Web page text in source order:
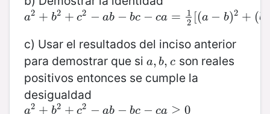
a2 + b2 + c2 − ab − bc − ca =
1
2 [(a − b)2 + (b
a2 +b2+c 2− ab−bc−ca= 12[ (a −b)2 +( b−c )2 +
c) Usar el resultados del inciso anterior
para demostrar que si a, b, c
a,b,c son reales
positivos entonces se cumple la
desigualdad
a2 + b2 + c2 − ab − bc − ca ≥ 0
a2 +b2+c 2− ab−bc−ca≥ 0